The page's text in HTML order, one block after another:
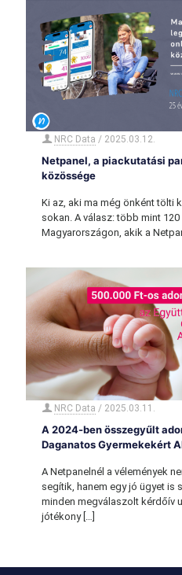
NRC Data / 2025.03.12.
Netpanel, a piackutatási
közössége
Ki az, aki ma még önként tölti
sokan. A válasz: több mint 120
Magyarországon, akik a
NRC Data / 2025.03.11.
A 2024-ben összegyűlt
Daganatos Gyermekekért
A Netpanelnél a vélemények
segítik, hanem egy jó ügyet is
minden megválaszolt kérdőív
jótékony[…]